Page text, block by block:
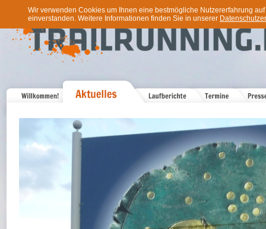
Wir verwenden Cookies um Ihnen eine bestmögliche Nutzererfahrung
einverstanden. Weitere Informationen finden Sie in unserer